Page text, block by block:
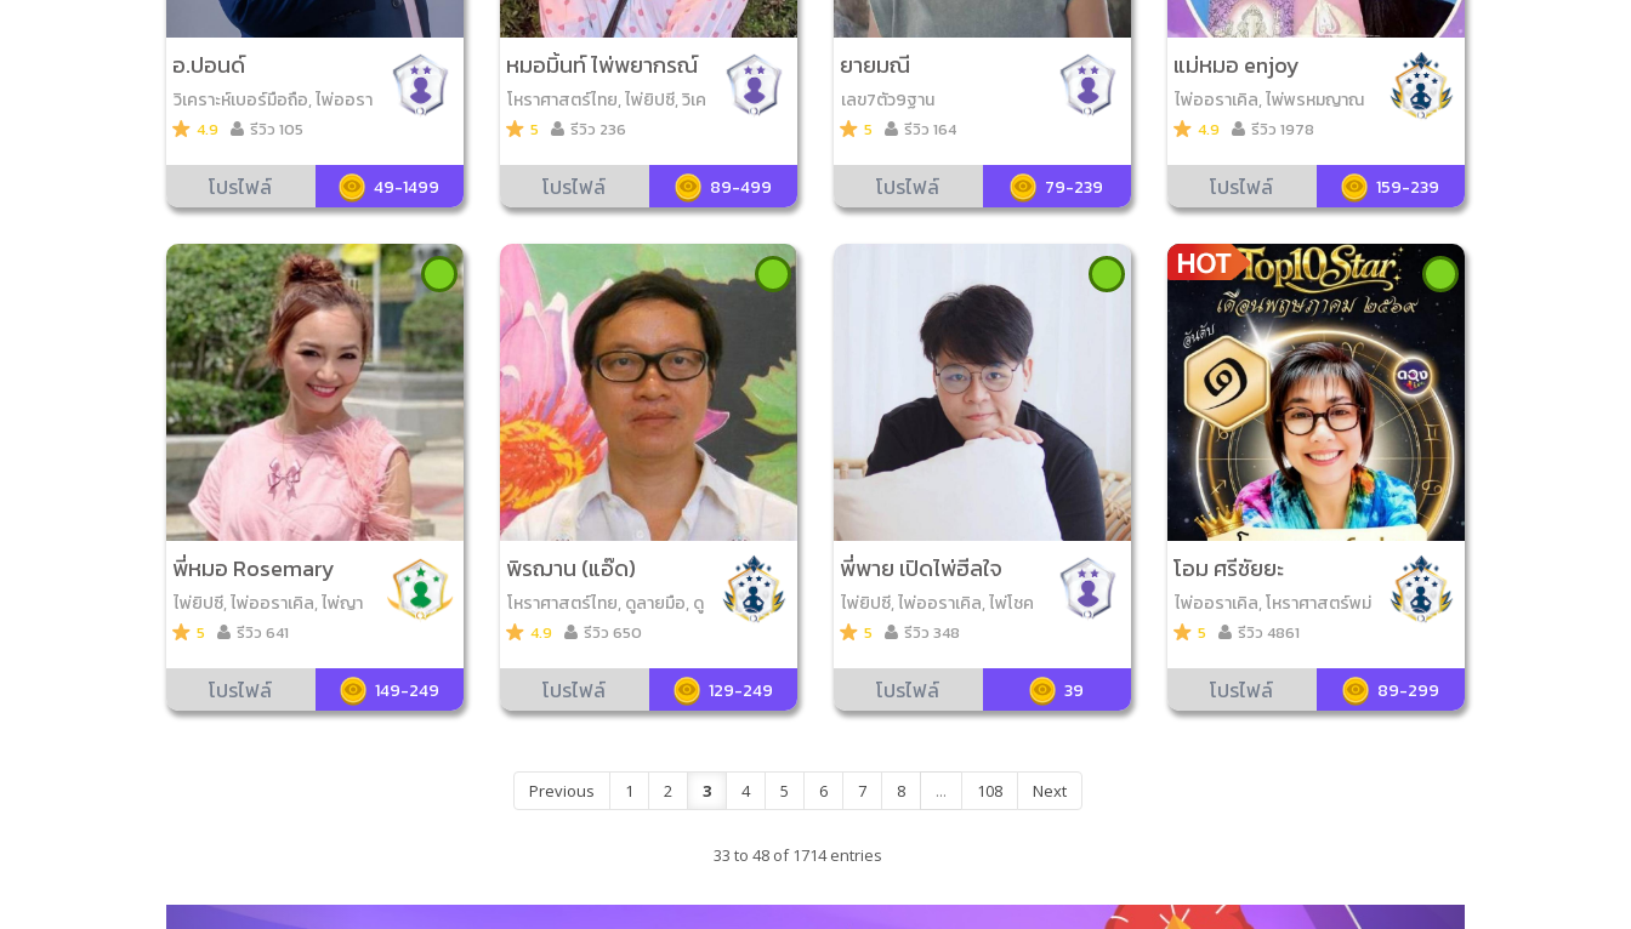
อ.ปอนด์
วิเคราะห์เบอร์มือถือ, ไพ่ออรา
เคิล, ไพ่โหราศาสตร์, ลูกเต๋าอ
ข7ตัว4ฐาน, ดูฤกษ์มงคล, ดูเล
ขมงคล, ตั้งชื่อมงคล, ไพ่ญา
4.9 รีวิว 105
โปรไฟล์ 49-1499
หมอมิ้นท์ ไพ่พยากรณ์
โหราศาสตร์ไทย, ไพ่ยิปซี, วิเค
ราะห์เบอร์มือถือ, ไพ่ออราเคิ
ไพ่นาคราช, ไพ่วจนะ​สุภาษิต​ ,
ตั้งชื่อมงคล, ไพ่ญาณ ณ โลก,
ลีมหามายา, ไพ่ขลัง
5 รีวิว 236
โปรไฟล์ 89-499
ยายมณี
เลข7ตัว9ฐาน
5 รีวิว 164
โปรไฟล์ 79-239
แม่หมอ enjoy
ไพ่ออราเคิล, ไพ่พรหมญาณ
4.9 รีวิว 1978
โปรไฟล์ 159-239
พี่หมอ Rosemary
ไพ่ยิปซี, ไพ่ออราเคิล, ไพ่ญา
ณ ณ โลก
5 รีวิว 641
โปรไฟล์ 149-249
พิรฌาน (แอ๊ด)
โหราศาสตร์ไทย, ดูลายมือ, ดู
โหงวเฮ้ง, ไพ่ยิปซี, เลข7ตัว9ฐ
4.9 รีวิว 650
โปรไฟล์ 129-249
พี่พาย เปิดไพ่ฮีลใจ
ไพ่ยิปซี, ไพ่ออราเคิล, ไพ่โชค
ดีมีสุข, ไพ่ความรัก
5 รีวิว 348
โปรไฟล์ 39
โอม ศรีชัยยะ
ไพ่ออราเคิล, โหราศาสตร์พม่
า, ไพ่ความรัก, ไพ่ญาณ ณ โล
5 รีวิว 4861
โปรไฟล์ 89-299
Previous 1 2 3 4 5 6 7 8 ... 108 Next
33 to 48 of 1714 entries